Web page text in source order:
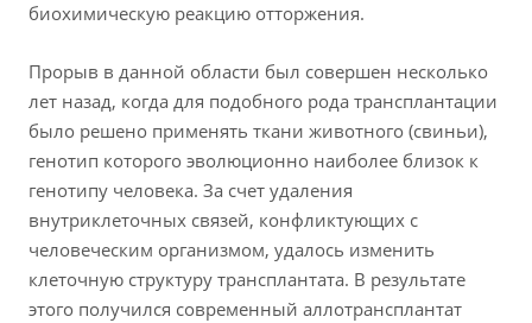
биохимическую реакцию отторжения.
Прорыв в данной области был совершен несколько
лет назад, когда для подобного рода трансплантации
было решено применять ткани животного (свиньи),
генотип которого эволюционно наиболее близок к
генотипу человека. За счет удаления
внутриклеточных связей, конфликтующих с
человеческим организмом, удалось изменить
клеточную структуру трансплантата. В результате
этого получился современный аллотрансплантат